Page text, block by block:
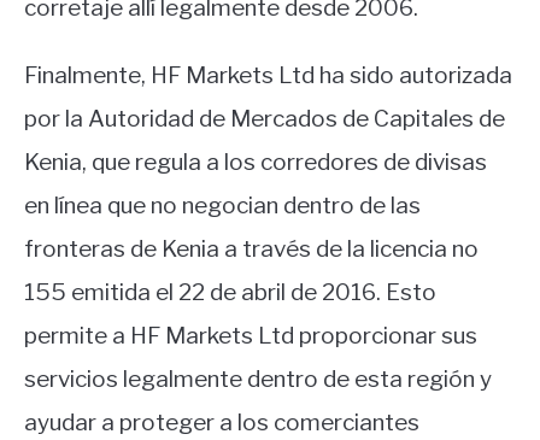
corretaje allí legalmente desde 2006.
Finalmente, HF Markets Ltd ha sido autorizada
por la Autoridad de Mercados de Capitales de
Kenia, que regula a los corredores de divisas
en línea que no negocian dentro de las
fronteras de Kenia a través de la licencia no
155 emitida el 22 de abril de 2016. Esto
permite a HF Markets Ltd proporcionar sus
servicios legalmente dentro de esta región y
ayudar a proteger a los comerciantes